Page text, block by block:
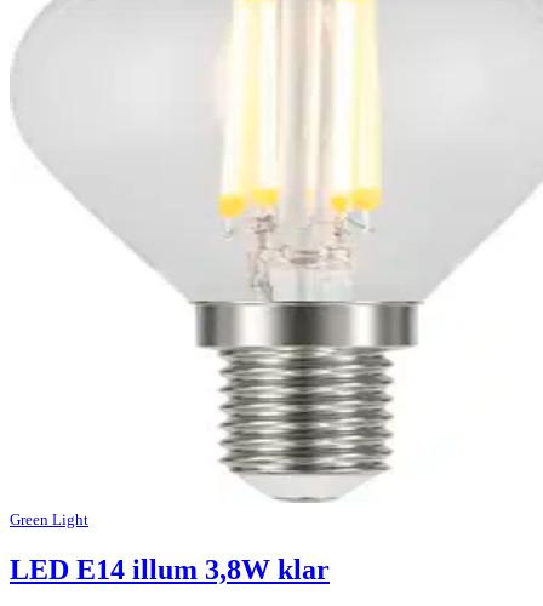
Green Light
LED E14 illum 3,8W klar